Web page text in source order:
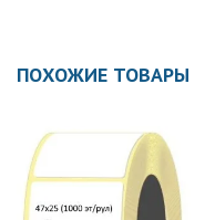
ПОХОЖИЕ ТОВАРЫ